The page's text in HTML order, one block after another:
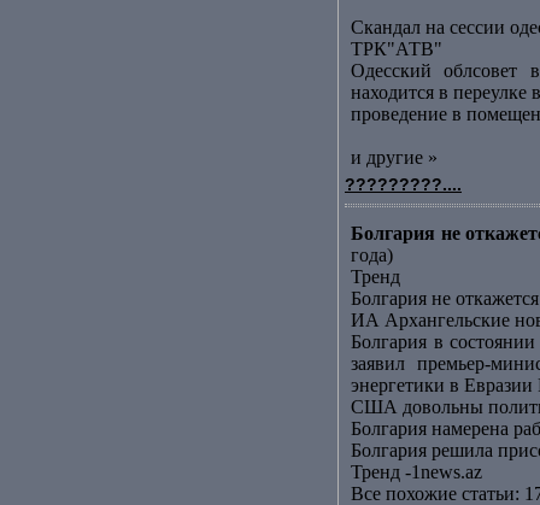
Скандал на сессии
ТРК"АТВ"
Одесский облсовет
находится в
проведение в
и другие »
?????????....
Болгария не
года)
Тренд
Болгария не
ИА Архангельские
Болгария в
заявил премьер-
энергетики в
США довольны
Болгария намерена
Болгария решила
Тренд -1news.az
Все похожие статьи: